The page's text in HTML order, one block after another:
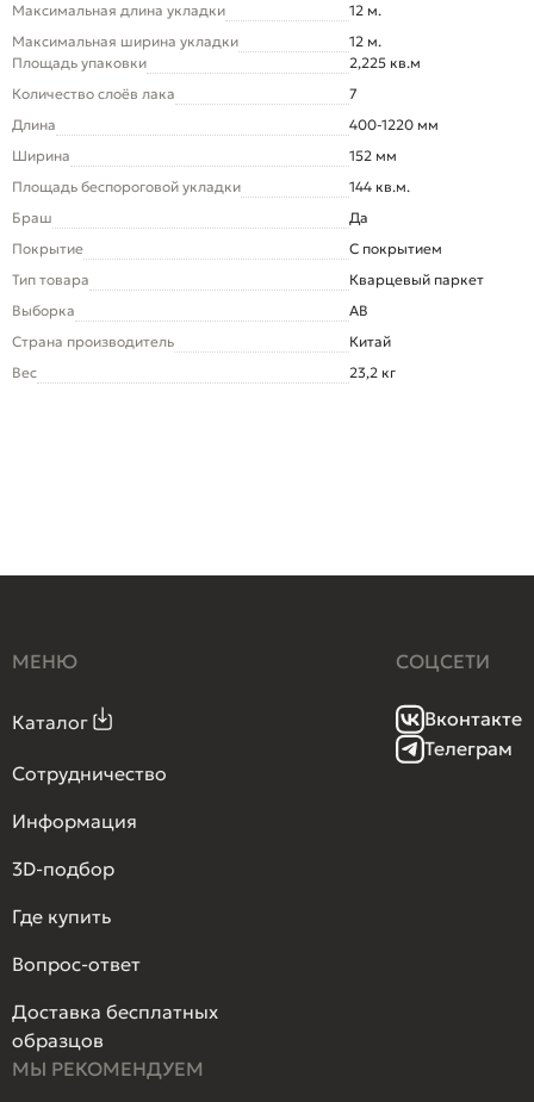
Максимальная длина укладки
12 м.
Максимальная ширина укладки
12 м.
Площадь упаковки
2,225 кв.м
Количество слоёв лака
7
Длина
400-1220 мм
Ширина
152 мм
Площадь беспороговой укладки
144 кв.м.
Браш
Да
Покрытие
С покрытием
Тип товара
Кварцевый паркет
Выборка
AB
Страна производитель
Китай
Вес
23,2 кг
МЕНЮ
Каталог
Сотрудничество
Информация
3D-подбор
Где купить
Вопрос-ответ
Доставка бесплатных
образцов
СОЦСЕТИ
Вконтакте
Телеграм
МЫ РЕКОМЕНДУЕМ